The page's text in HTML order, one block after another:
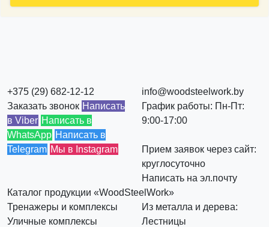
+375 (29) 682-12-12
Заказать звонок Написать
в Viber Написать в
WhatsApp Написать в
Telegram Мы в Instagram
info@woodsteelwork.by
График работы: Пн-Пт:
9:00-17:00
Прием заявок через сайт:
круглосуточно
Написать на эл.почту
Каталог продукции «WoodSteelWork»
Тренажеры и комплексы
Уличные комплексы
Из металла и дерева:
Лестницы